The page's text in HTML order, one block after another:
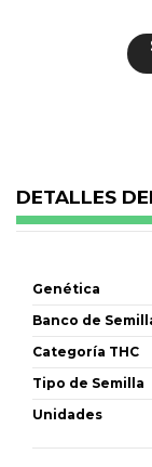
DETALLES
Genética
Banco de
Categoría THC
Tipo de Semilla
Unidades